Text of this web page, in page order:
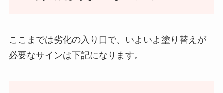
ここまでは劣化の入り口で、いよいよ塗り替えが
必要なサインは下記になります。